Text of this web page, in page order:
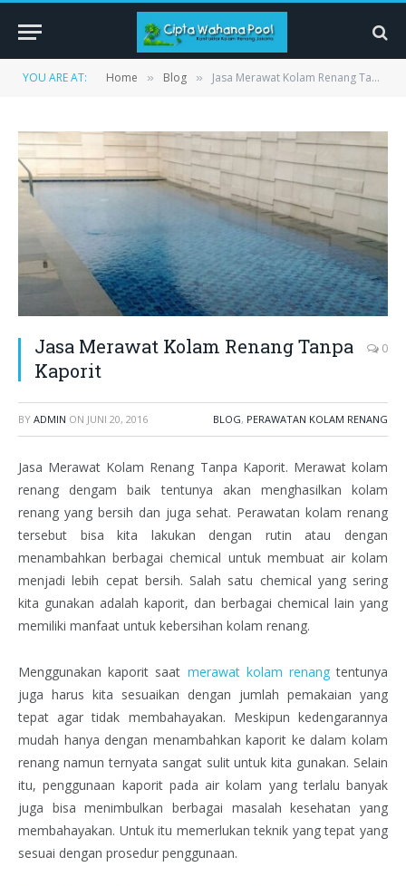
YOU ARE AT: Home » Blog » Jasa Merawat Kolam Renang Tanpa Kaporit
Jasa Merawat Kolam Renang Tanpa
Kaporit
0
BY ADMIN ON JUNI 20, 2016 BLOG, PERAWATAN KOLAM RENANG
Jasa Merawat Kolam Renang Tanpa Kaporit. Merawat kolam
renang dengam baik tentunya akan menghasilkan kolam
renang yang bersih dan juga sehat. Perawatan kolam renang
tersebut bisa kita lakukan dengan rutin atau dengan
menambahkan berbagai chemical untuk membuat air kolam
menjadi lebih cepat bersih. Salah satu chemical yang sering
kita gunakan adalah kaporit, dan berbagai chemical lain yang
memiliki manfaat untuk kebersihan kolam renang.
Menggunakan kaporit saat merawat kolam renangtentunya
juga harus kita sesuaikan dengan jumlah pemakaian yang
tepat agar tidak membahayakan. Meskipun kedengarannya
mudah hanya dengan menambahkan kaporit ke dalam kolam
renang namun ternyata sangat sulit untuk kita gunakan. Selain
itu, penggunaan kaporit pada air kolam yang terlalu banyak
juga bisa menimbulkan berbagai masalah kesehatan yang
membahayakan. Untuk itu memerlukan teknik yang tepat yang
sesuai dengan prosedur penggunaan.